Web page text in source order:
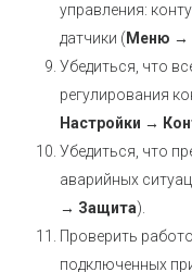
управления:
датчики ( Меню →
Убедиться, что
регулирования
Настройки →
Убедиться, что
аварийных
→ Защита).
Проверить
подключенных